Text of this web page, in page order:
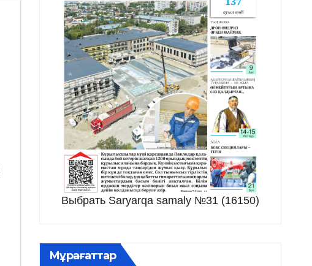
Выбрать Saryarqa samaly №31 (16150)
Мұрағаттар